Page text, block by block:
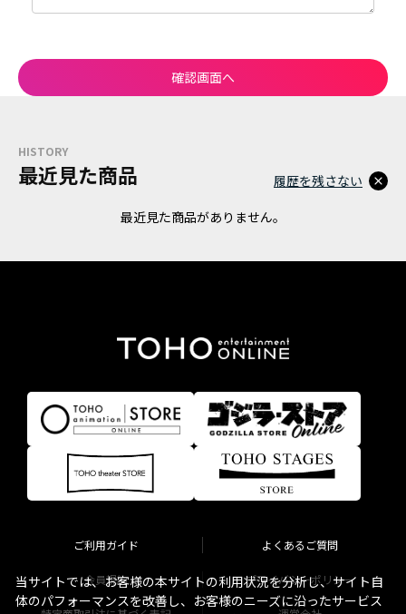
HISTORY
最近見た商品
最近見た商品がありません。
履歴を残さない
ご利用ガイド よくあるご質問
会員規約 プライバシーポリシー
当サイトでは、お客様の本サイトの利用状況を分析し、サイト自
体のパフォーマンスを改善し、お客様のニーズに沿ったサービス